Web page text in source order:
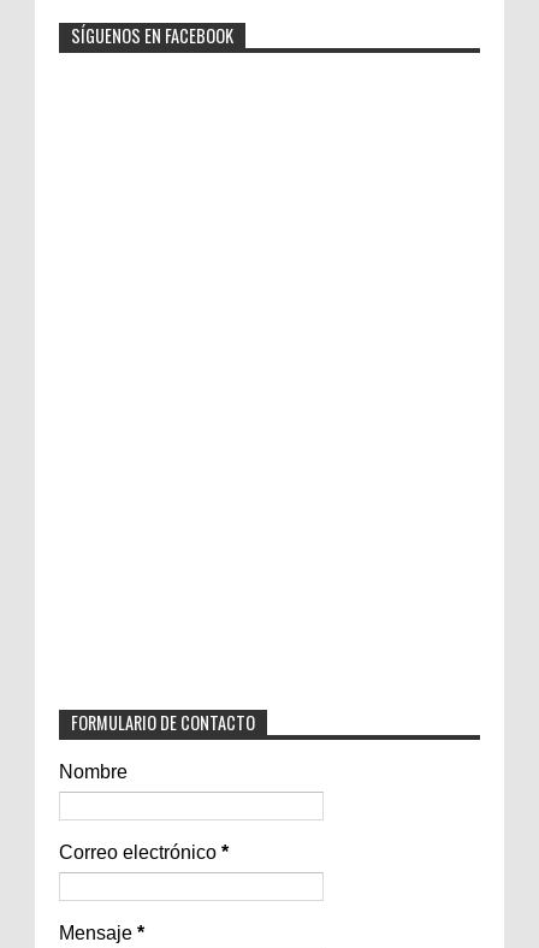
SÍGUENOS EN FACEBOOK
FORMULARIO DE CONTACTO
Nombre
Correo electrónico *
Mensaje *